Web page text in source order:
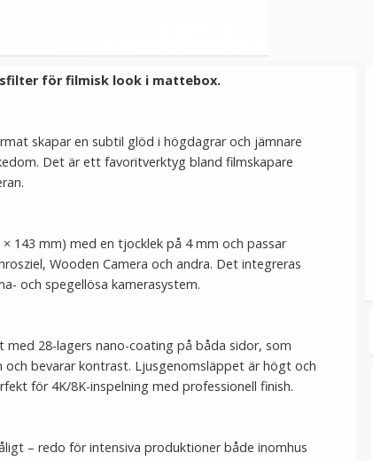
för filmisk look i mattebox.
skapar en subtil glöd i högdagrar och jämnare
Det är ett favoritverktyg bland filmskapare
143 mm) med en tjocklek på 4 mm och passar
Wooden Camera och andra. Det integreras
och spegellösa kamerasystem.
28-lagers nano-coating på båda sidor, som
bevarar kontrast. Ljusgenomsläppet är högt och
för 4K/8K-inspelning med professionell finish.
– redo för intensiva produktioner både inomhus